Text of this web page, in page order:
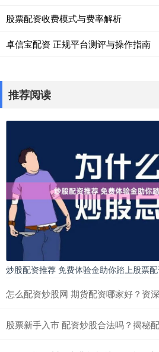
股票配资收费模式与费率解析
卓信宝配资 正规平台测评与操作指南
推荐阅读
炒股配资推荐 免费体验金助你踏上股票
怎么配资炒股网 期货配资哪家好？资
股票新手入市 配资炒股合法吗？揭秘